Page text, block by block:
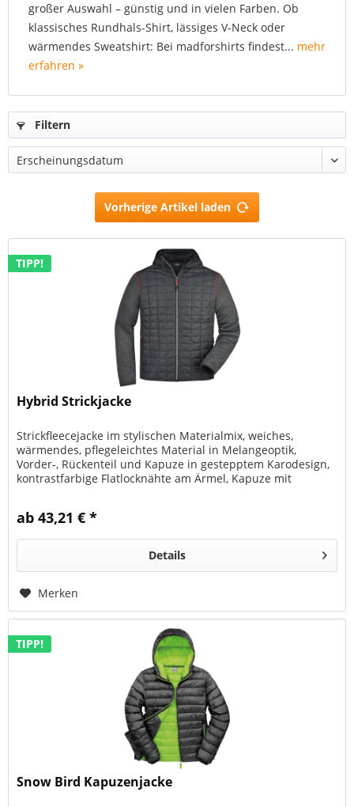
großer Auswahl – günstig und in vielen Farben. Ob
klassisches Rundhals-Shirt, lässiges V-Neck oder
wärmendes Sweatshirt: Bei madforshirts findest... mehr
erfahren »
Filtern
Vorherige Artikel laden
TIPP!
Hybrid Strickjacke
Strickfleecejacke im stylischen Materialmix, weiches,
wärmendes, pflegeleichtes Material in Melangeoptik,
Vorder-, Rückenteil und Kapuze in gestepptem Karodesign,
kontrastfarbige Flatlocknähte am Ärmel, Kapuze mit
ab 43,21 € *
Details
Merken
TIPP!
Snow Bird Kapuzenjacke